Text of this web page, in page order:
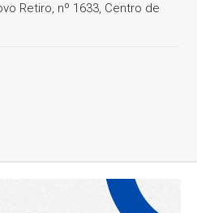
Retiro, nº 1633, Centro de